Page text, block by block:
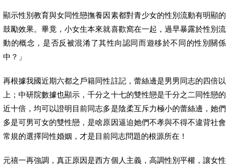
顯示性別教育與女同性戀撫養因素都對青少女的性別流動有明顯的
鼓勵效果。畢竟，小女生本來就喜歡窩在一起，過早暴露於性別流
動的概念，是否反被混淆了其性向認同而遊移於不同的性別關係
中？」
再根據我國近期六都之戶籍同性註記，蕾絲邊是男男同志的四倍以
上；中研院數據也顯示，千分之十七的雙性戀是千分之二同性戀的
近十倍，均可以證明目前同志多是陰柔互斥力極小的蕾絲邊，她們
多是可男可女的雙性戀，是啥原因逼迫她們不孝與不得不違背社會
常規的選擇同性婚姻，才是目前同志問題的根源所在！
元禧一再強調，真正原因是西方個人主義，高調性別平權，讓女性